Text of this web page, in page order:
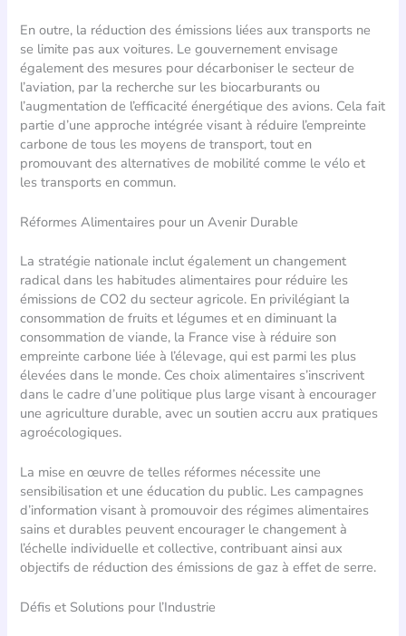
En outre, la réduction des émissions liées aux transports ne
se limite pas aux voitures. Le gouvernement envisage
également des mesures pour décarboniser le secteur de
l’aviation, par la recherche sur les biocarburants ou
l’augmentation de l’efficacité énergétique des avions. Cela fait
partie d’une approche intégrée visant à réduire l’empreinte
carbone de tous les moyens de transport, tout en
promouvant des alternatives de mobilité comme le vélo et
les transports en commun.
Réformes Alimentaires pour un Avenir Durable
La stratégie nationale inclut également un changement
radical dans les habitudes alimentaires pour réduire les
émissions de CO2 du secteur agricole. En privilégiant la
consommation de fruits et légumes et en diminuant la
consommation de viande, la France vise à réduire son
empreinte carbone liée à l’élevage, qui est parmi les plus
élevées dans le monde. Ces choix alimentaires s’inscrivent
dans le cadre d’une politique plus large visant à encourager
une agriculture durable, avec un soutien accru aux pratiques
agroécologiques.
La mise en œuvre de telles réformes nécessite une
sensibilisation et une éducation du public. Les campagnes
d’information visant à promouvoir des régimes alimentaires
sains et durables peuvent encourager le changement à
l’échelle individuelle et collective, contribuant ainsi aux
objectifs de réduction des émissions de gaz à effet de serre.
Défis et Solutions pour l’Industrie